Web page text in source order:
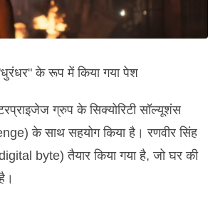
के रूप में किया गया पेश
ग्रुप के सिक्योरिटी सॉल्यूशंस
के साथ सहयोग किया है। रणवीर सिंह
byte) तैयार किया गया है, जो घर की